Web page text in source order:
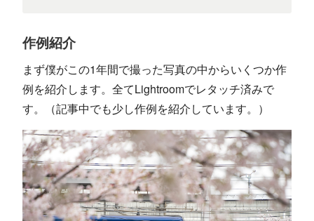
作例紹介
まず僕がこの1年間で撮った写真の中からいくつか作
例を紹介します。全てLightroomでレタッチ済みで
す。（記事中でも少し作例を紹介しています。）